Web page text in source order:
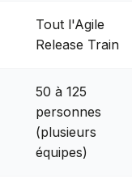
Tout l'Agile
Release Train
50 à 125
personnes
(plusieurs
équipes)